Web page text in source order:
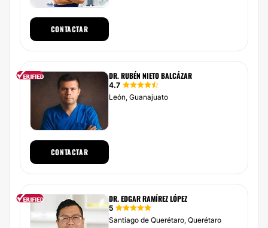
CONTACTAR
DR. RUBÉN NIETO BALCÁZAR
4.7
León, Guanajuato
CONTACTAR
DR. EDGAR RAMÍREZ LÓPEZ
5
Santiago de Querétaro, Querétaro